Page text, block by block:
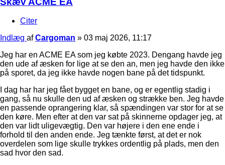
Citer
Indlæg afCargoman » 03 maj 2026, 11:17
Jeg har en ACME EA som jeg købte 2023. Dengang havde jeg
den ude af æsken for lige at se den an, men jeg havde den ikke
på sporet, da jeg ikke havde nogen bane på det tidspunkt.
I dag har har jeg fået bygget en bane, og er egentlig stadig i
gang, så nu skulle den ud af æsken og strække ben. Jeg havde
en passende oprangering klar, så spændingen var stor for at se
den køre. Men efter at den var sat på skinnerne opdager jeg, at
den var lidt uligevægtig. Den var højere i den ene ende i
forhold til den anden ende. Jeg tænkte først, at det er nok
overdelen som lige skulle trykkes ordentlig på plads, men den
sad hvor den sad.